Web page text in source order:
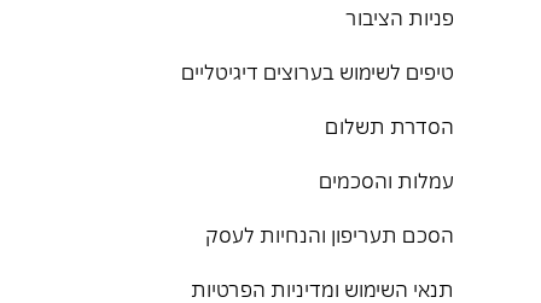
פניות הציבור
טיפים לשימוש בערוצים דיגיטליים
הסדרת תשלום
עמלות והסכמים
הסכם תעריפון והנחיות לעסק
תנאי השימוש ומדיניות הפרטיות